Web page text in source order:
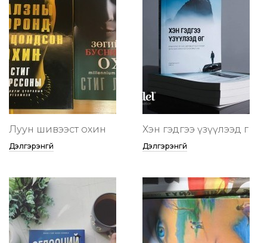
Луун шивээст охин
Дэлгэрэнгүй
Хэн гэдгээ үзүүлээд өг
Дэлгэрэнгүй